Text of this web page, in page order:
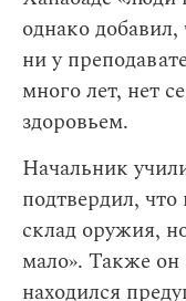
однако
ни у
много лет, нет
здоровьем.
Начальник
подтвердил,
склад оружия,
мало». Также он
находился